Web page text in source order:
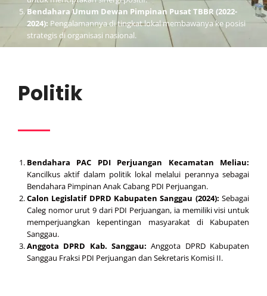
Bendahara Umum Dewan Pimpinan Pusat TBBR (2022-
2024): Pengalamannya di tingkat lokal membawanya ke posisi
strategis di organisasi nasional.
Politik
Bendahara PAC PDI Perjuangan Kecamatan Meliau:
Kancilkus aktif dalam politik lokal melalui perannya sebagai
Bendahara Pimpinan Anak Cabang PDI Perjuangan.
Calon Legislatif DPRD Kabupaten Sanggau (2024): Sebagai
Caleg nomor urut 9 dari PDI Perjuangan, ia memiliki visi untuk
memperjuangkan kepentingan masyarakat di Kabupaten
Sanggau.
Anggota DPRD Kab. Sanggau:Anggota DPRD Kabupaten
Sanggau Fraksi PDI Perjuangan dan Sekretaris Komisi II.